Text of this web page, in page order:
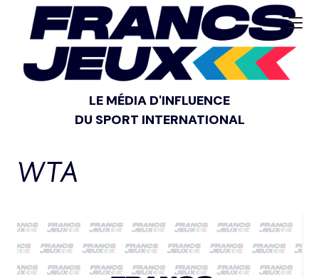
LE MÉDIA D'INFLUENCE
DU SPORT INTERNATIONAL
WTA